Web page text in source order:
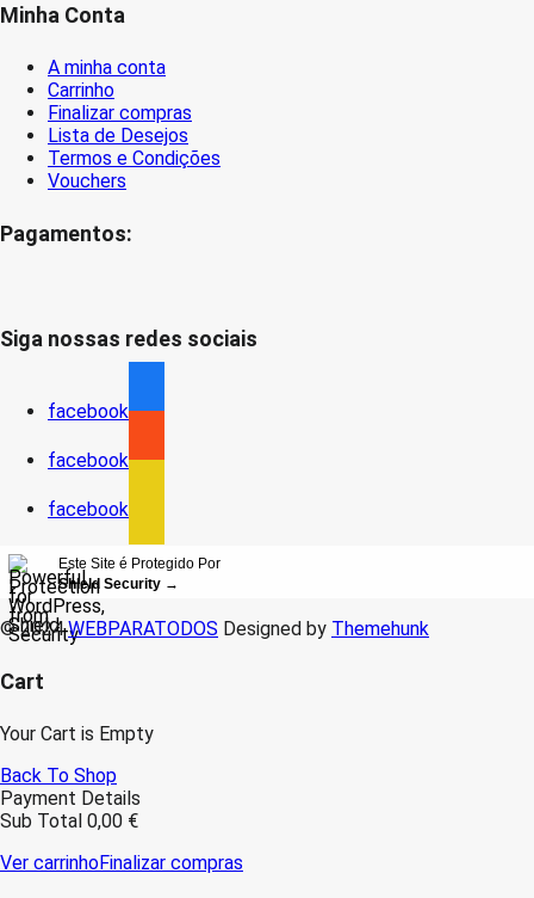
Minha Conta
A minha conta
Carrinho
Finalizar compras
Lista de Desejos
Termos e Condições
Vouchers
Pagamentos:
Siga nossas redes sociais
facebook
facebook
facebook
Este Site é Protegido Por
Shield Security →
© 2024WEBPARATODOS Designed by Themehunk
Cart
Your Cart is Empty
Back To Shop
Payment Details
Sub Total 0,00 €
Ver carrinhoFinalizar compras